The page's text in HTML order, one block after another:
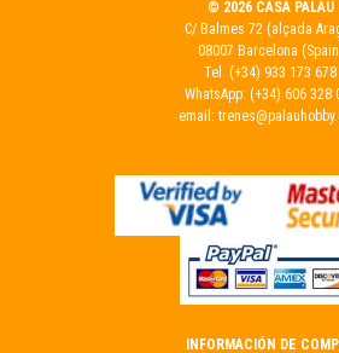
© 2026 CASA PALAU
C/ Balmes 72 (alçada
08007 Barcelona
Tel. (+34) 933 173 678
WhatsApp: (+34) 606 328
email:
INFORMACIÓN DE